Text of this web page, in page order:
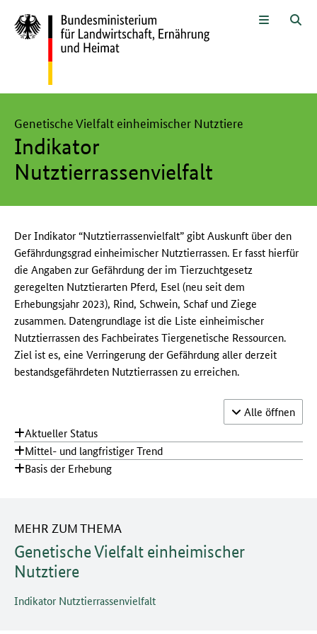
Zur Sprachwahl und Menü
Indikator
Nutztierrassenvielfalt
Genetische Vielfalt einheimischer Nutztiere
Der Indikator “Nutztierrassenvielfalt” gibt Auskunft über den
Gefährdungsgrad einheimischer Nutztierrassen. Er fasst hierfür
die Angaben zur Gefährdung der im Tierzuchtgesetz
geregelten Nutztierarten Pferd, Esel (neu seit dem
Erhebungsjahr 2023), Rind, Schwein, Schaf und Ziege
zusammen. Datengrundlage ist die Liste einheimischer
Nutztierrassen des Fachbeirates Tiergenetische Ressourcen.
Ziel ist es, eine Verringerung der Gefährdung aller derzeit
bestandsgefährdeten Nutztierrassen zu erreichen.
Alle öffnen
Aktueller Status
Mittel- und langfristiger Trend
Basis der Erhebung
MEHR ZUM THEMA
Genetische Vielfalt einheimischer
Nutztiere
Indikator Nutztierrassenvielfalt